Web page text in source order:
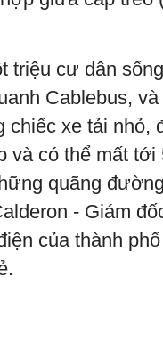
triệu cư dân
Cablebus,
chiếc xe tải nhỏ,
và có thể mất tới
quãng
- Giám
của thành